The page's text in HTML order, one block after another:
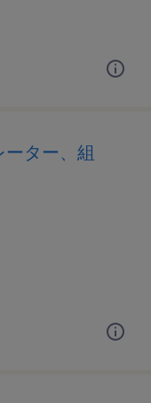
ター、組